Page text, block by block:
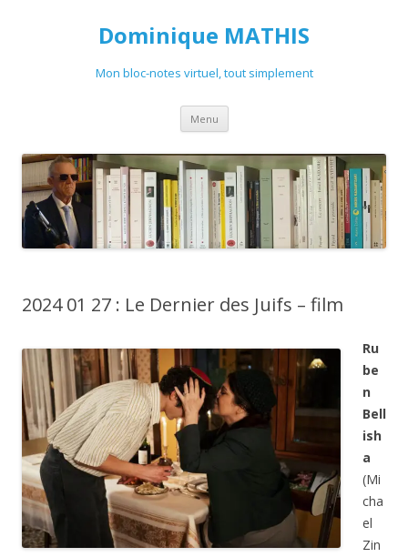
Dominique MATHIS
Mon bloc-notes virtuel, tout simplement
Menu Aller
contenu
2024 01 27 : Le Dernier des Juifs – film
Ru
be
n
Bell
ish
a
(Mi
cha
el
Zin